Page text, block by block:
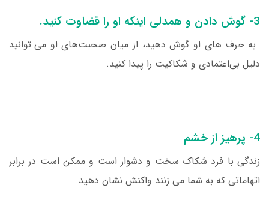
3- گوش دادن و همدلی اینکه او را قضاوت کنید.
به حرف های او گوش دهید، از میان صحبت‌های او می توانید
دلیل بی‌اعتمادی و شکاکیت را پیدا کنید.
4- پرهیز از خشم
زندگی با فرد شکاک سخت و دشوار است و ممکن است در برابر
اتهاماتی که به شما می زنند واکنش نشان دهید.